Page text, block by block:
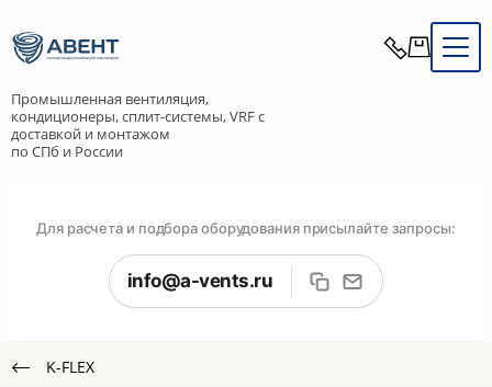
Промышленная вентиляция,
кондиционеры, сплит-системы, VRF с
доставкой и монтажом
по СПб и России
Для расчета и подбора оборудования присылайте запросы:
info@a-vents.ru
K-FLEX